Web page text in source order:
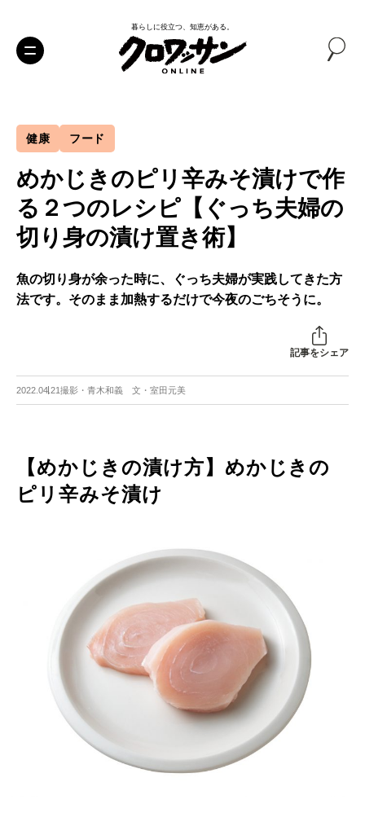
暮らしに役立つ、知恵がある。
健康 フード
めかじきのピリ辛みそ漬けで作
る２つのレシピ【ぐっち夫婦の
切り身の漬け置き術】
魚の切り身が余った時に、ぐっち夫婦が実践してきた方
法です。そのまま加熱するだけで今夜のごちそうに。
記事をシェア
2022.04.21撮影・青木和義 文・室田元美
【めかじきの漬け方】めかじきの
ピリ辛みそ漬け